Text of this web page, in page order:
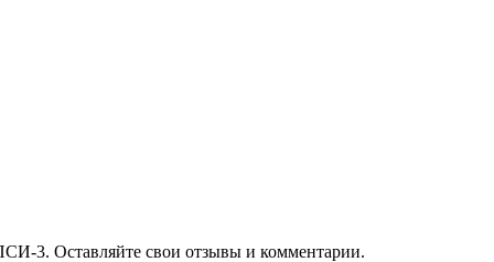
3. Оставляйте свои отзывы и комментарии.